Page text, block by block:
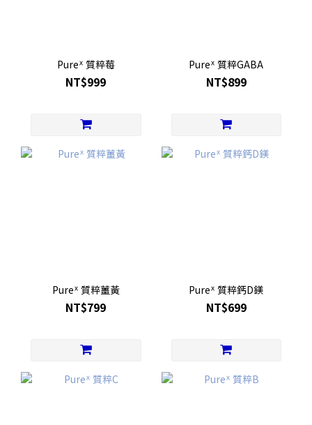
Pureᕽ 質粹莓
NT$999
Pureᕽ 質粹GABA
NT$899
Pureᕽ 質粹薑黃
NT$799
Pureᕽ 質粹鈣D鎂
NT$699